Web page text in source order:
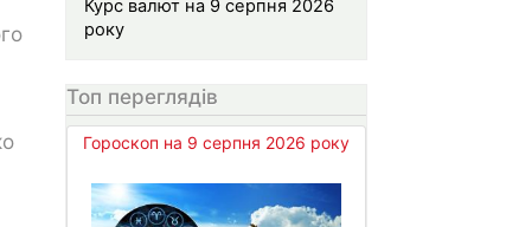
Курс валют на 9 серпня 2026
року
Топ переглядів
Гороскоп на 9 серпня 2026 року